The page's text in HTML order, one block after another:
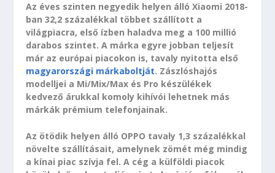
Az éves szinten negyedik helyen álló Xiaomi 2018-
ban 32,2 százalékkal többet szállított a
világpiacra, első ízben haladva meg a 100 millió
darabos szintet. A márka egyre jobban teljesít
már az európai piacokon is, tavaly nyitotta első
magyarországi márkaboltját. Zászlóshajós
modelljei a Mi/Mix/Max és Pro készülékek
kedvező árukkal komoly kihívói lehetnek más
márkák prémium telefonjainak.
Az ötödik helyen álló OPPO tavaly 1,3 százalékkal
növelte szállításait, amelynek zömét még mindig
a kínai piac szívja fel. A cég a külföldi piacok